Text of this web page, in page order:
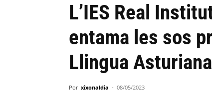
L’IES Real
entama les sos
Llingua Asturiana
Por xixonaldia - 08/05/2023